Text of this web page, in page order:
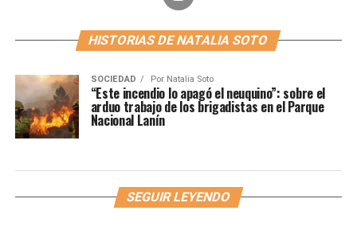
HISTORIAS DE NATALIA SOTO
SOCIEDAD Por Natalia Soto
“Este incendio lo apagó el neuquino”: sobre el
arduo trabajo de los brigadistas en el Parque
Nacional Lanín
SEGUIR LEYENDO